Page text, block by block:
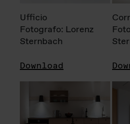
Ufficio
Fotografo: Lorenz
Sternbach
Download